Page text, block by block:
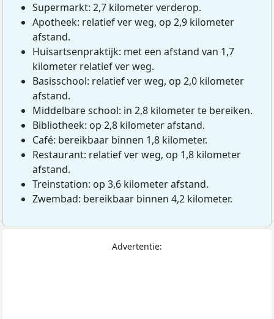
Supermarkt: 2,7 kilometer verderop.
Apotheek: relatief ver weg, op 2,9 kilometer
afstand.
Huisartsenpraktijk: met een afstand van 1,7
kilometer relatief ver weg.
Basisschool: relatief ver weg, op 2,0 kilometer
afstand.
Middelbare school: in 2,8 kilometer te bereiken.
Bibliotheek: op 2,8 kilometer afstand.
Café: bereikbaar binnen 1,8 kilometer.
Restaurant: relatief ver weg, op 1,8 kilometer
afstand.
Treinstation: op 3,6 kilometer afstand.
Zwembad: bereikbaar binnen 4,2 kilometer.
Advertentie: